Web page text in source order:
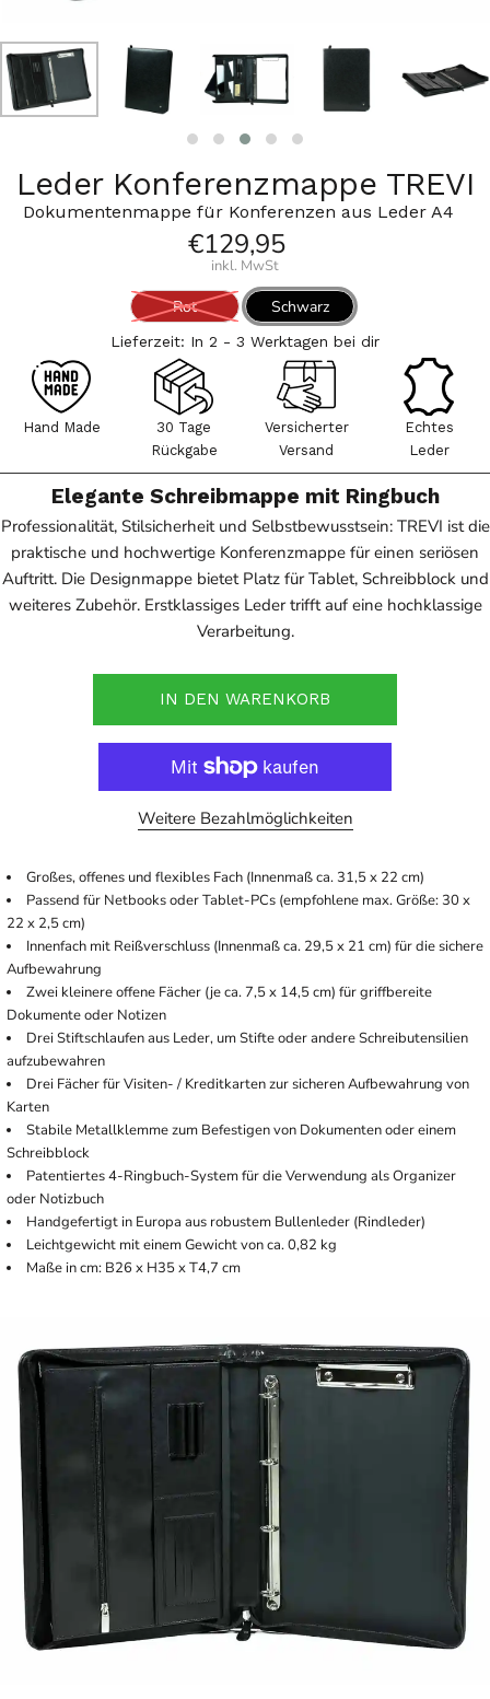
Leder Konferenzmappe TREVI
Dokumentenmappe für Konferenzen aus Leder A4
€129,95
inkl. MwSt
Rot Schwarz
Lieferzeit: In 2 - 3 Werktagen bei dir
Hand Made
30 Tage
Rückgabe
Versicherter
Versand
Echtes
Leder
Elegante Schreibmappe mit Ringbuch
Professionalität, Stilsicherheit und Selbstbewusstsein: TREVI ist die
praktische und hochwertige Konferenzmappe für einen seriösen
Auftritt. Die Designmappe bietet Platz für Tablet, Schreibblock und
weiteres Zubehör. Erstklassiges Leder trifft auf eine hochklassige
Verarbeitung.
IN DEN WARENKORB
Weitere Bezahlmöglichkeiten
Großes, offenes und flexibles Fach (Innenmaß ca. 31,5 x 22 cm)
Passend für Netbooks oder Tablet-PCs (empfohlene max. Größe: 30 x
22 x 2,5 cm)
Innenfach mit Reißverschluss (Innenmaß ca. 29,5 x 21 cm) für die sichere
Aufbewahrung
Zwei kleinere offene Fächer (je ca. 7,5 x 14,5 cm) für griffbereite
Dokumente oder Notizen
Drei Stiftschlaufen aus Leder, um Stifte oder andere Schreibutensilien
aufzubewahren
Drei Fächer für Visiten- / Kreditkarten zur sicheren Aufbewahrung von
Karten
Stabile Metallklemme zum Befestigen von Dokumenten oder einem
Schreibblock
Patentiertes 4-Ringbuch-System für die Verwendung als Organizer
oder Notizbuch
Handgefertigt in Europa aus robustem Bullenleder (Rindleder)
Leichtgewicht mit einem Gewicht von ca. 0,82 kg
Maße in cm: B26 x H35 x T4,7 cm